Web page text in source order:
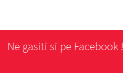
Ne gasiti si pe Facebook !